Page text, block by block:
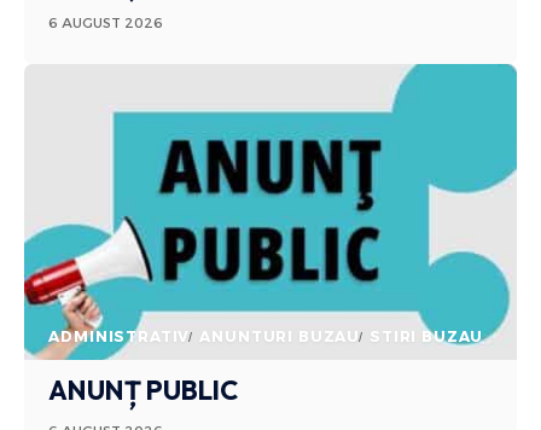
6 AUGUST 2026
ADMINISTRATIV ANUNTURI BUZAU STIRI BUZAU
ANUNȚ PUBLIC